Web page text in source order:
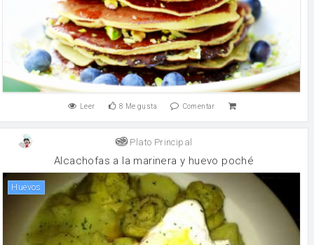
Leer 8 Me gusta Comentar
Plato Principal
Alcachofas a la marinera y huevo poché
huevos